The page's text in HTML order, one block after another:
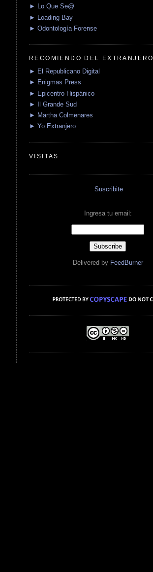
► Lo Que Se@
► Loading Bay
► Odontología Forense
RECOMIENDO DEL EXTRANJERO
► El Republicano Digital
► Enigmas Press
► Epicentro Hispánico
► Il Grande Sud
► Martha Colmenares
► Yo Extranjero
VISITAS
Suscribite
Ingresa tu email:
Delivered by FeedBurner